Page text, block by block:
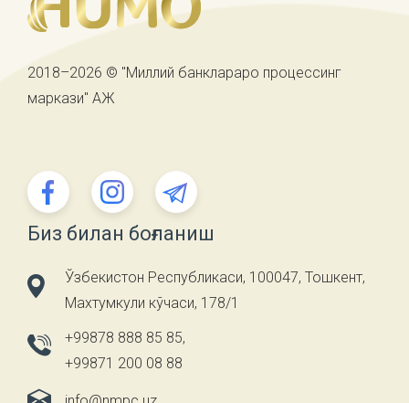
2018–2026 © "Миллий банклараро процессинг
маркази" АЖ
Биз билан боғланиш
Ўзбекистон Республикаси, 100047, Тошкент,
Махтумкули кўчаси, 178/1
+99878 888 85 85,
+99871 200 08 88